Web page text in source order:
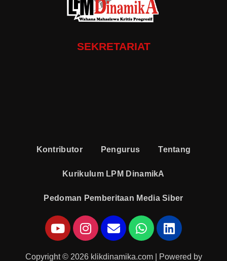
SEKRETARIAT
Kontributor Pengurus Tentang
Kurikulum LPM DinamikA
Pedoman Pemberitaan Media Siber
Copyright © 2026 klikdinamika.com | Powered by